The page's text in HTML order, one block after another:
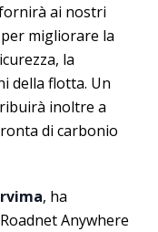
ai nostri
migliorare la
la
della flotta. Un
inoltre a
di carbonio
, ha
Anywhere